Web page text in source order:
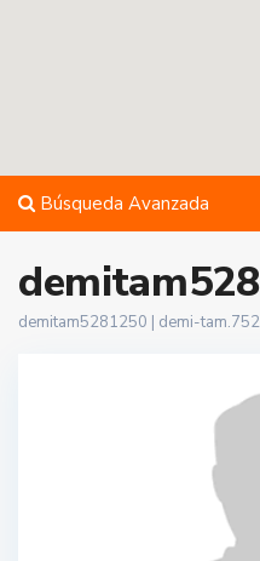
Búsqueda Avanzada
demitam5281250 | demi-